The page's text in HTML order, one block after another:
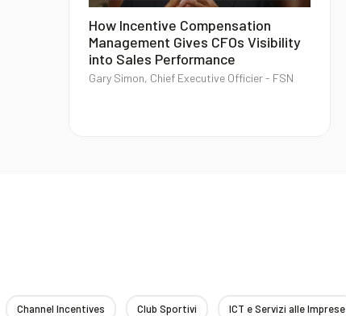
How Incentive Compensation
Management Gives CFOs Visibility
into Sales Performance
Gary Simon, Chief Executive Officier - FSN
Channel Incentives Club Sportivi ICT e Servizi alle Imprese